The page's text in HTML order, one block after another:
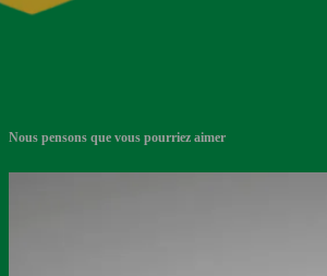
Nous pensons que vous pourriez aimer